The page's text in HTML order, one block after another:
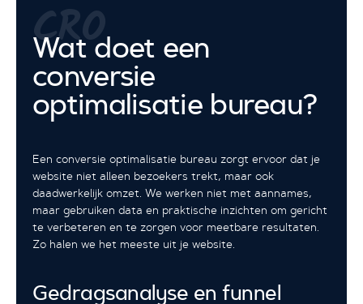
CRO
Wat doet een
conversie
optimalisatie bureau?
Een conversie optimalisatie bureau zorgt ervoor dat je
website niet alleen bezoekers trekt, maar ook
daadwerkelijk omzet. We werken niet met aannames,
maar gebruiken data en praktische inzichten om gericht
te verbeteren en te zorgen voor meetbare resultaten.
Zo halen we het meeste uit je website.
Gedragsanalyse en funnel